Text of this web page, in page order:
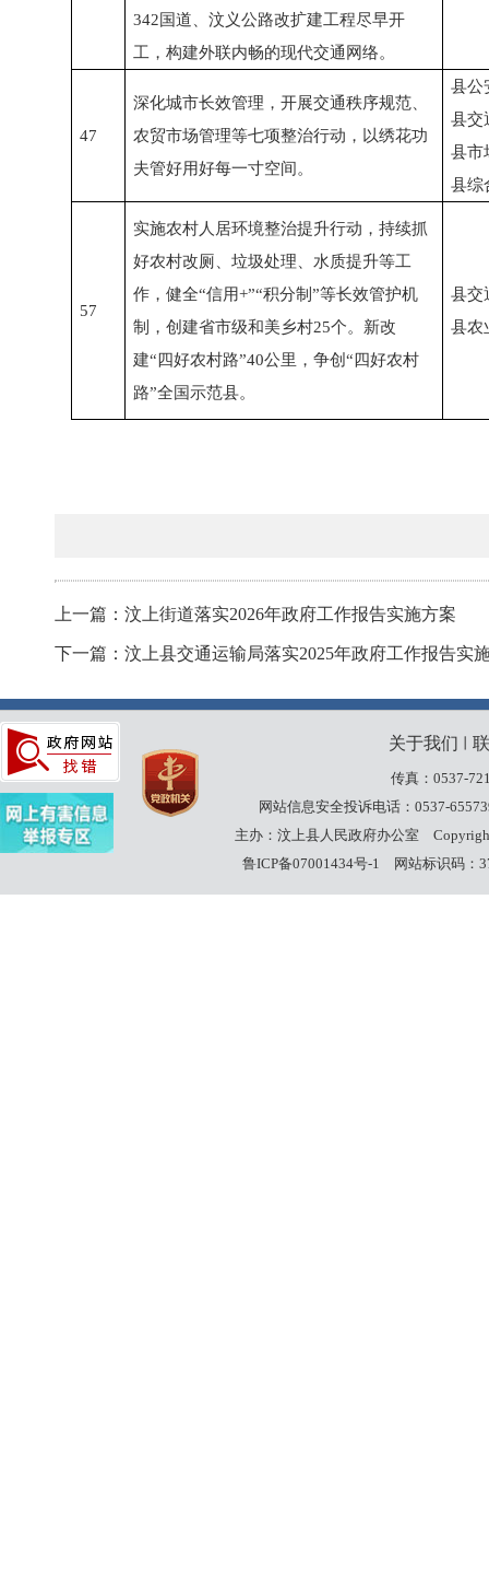
342国道、汶义公路改扩建工程尽早开
工，构建外联内畅的现代交通网络。
47
深化城市长效管理，开展交通秩序规范、
农贸市场管理等七项整治行动，以绣花功
夫管好用好每一寸空间。
县公
县交
县市
县综
57
实施农村人居环境整治提升行动，持续抓
好农村改厕、垃圾处理、水质提升等工
作，健全“信用+”“积分制”等长效管护机
制，创建省市级和美乡村25个。新改
建“四好农村路”40公里，争创“四好农村
路”全国示范县。
县交
县农
上一篇：汶上街道落实2026年政府工作报告实施方案
下一篇：汶上县交通运输局落实2025年政府工作报告实
关于我们
传真：0537-
网站信息安全投诉电话：0537-
主办：汶上县人民政府办公室
鲁ICP备07001434号-1
网站标识码：